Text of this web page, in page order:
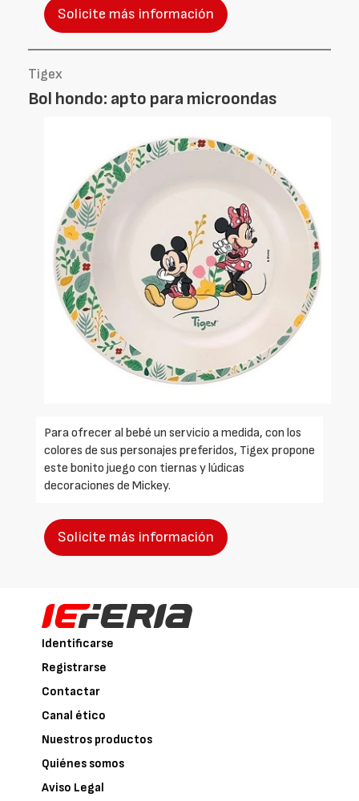
Solicite más información
Tigex
Bol hondo: apto para microondas
Para ofrecer al bebé un servicio a medida, con los
colores de sus personajes preferidos, Tigex propone
este bonito juego con tiernas y lúdicas
decoraciones de Mickey.
Solicite más información
Identificarse
Registrarse
Contactar
Canal ético
Nuestros productos
Quiénes somos
Aviso Legal